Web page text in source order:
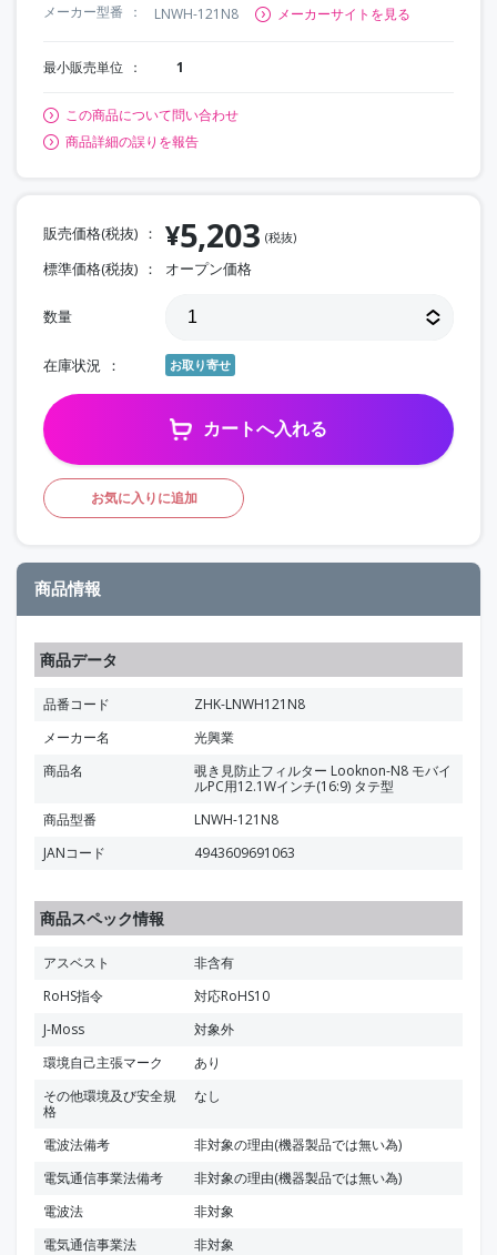
メーカー型番
LNWH-121N8 メーカーサイトを見る
最小販売単位 1
この商品について問い合わせ
商品詳細の誤りを報告
販売価格(税抜) ¥5,203 (税抜)
標準価格(税抜) オープン価格
数量
在庫状況 お取り寄せ
カートへ入れる
お気に入りに追加
商品情報
商品データ
品番コード
ZHK-LNWH121N8
メーカー名
光興業
商品名
覗き見防止フィルター Looknon-N8 モバイ
ルPC用12.1Wインチ(16:9) タテ型
商品型番
LNWH-121N8
JANコード
4943609691063
商品スペック情報
アスベスト
非含有
RoHS指令
対応RoHS10
J-Moss
対象外
環境自己主張マーク
あり
その他環境及び安全規
格
なし
電波法備考
非対象の理由(機器製品では無い為)
電気通信事業法備考
非対象の理由(機器製品では無い為)
電波法
非対象
電気通信事業法
非対象